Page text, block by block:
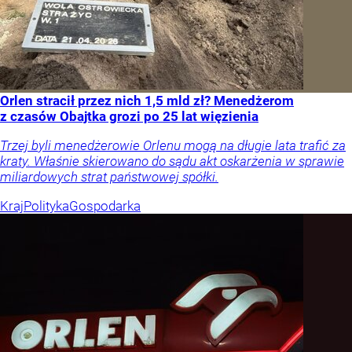
Orlen stracił przez nich 1,5 mld zł? Menedżerom
z czasów Obajtka grozi po 25 lat więzienia
Trzej byli menedżerowie Orlenu mogą na długie lata trafić za
kraty. Właśnie skierowano do sądu akt oskarżenia w sprawie
miliardowych strat państwowej spółki.
KrajPolitykaGospodarka